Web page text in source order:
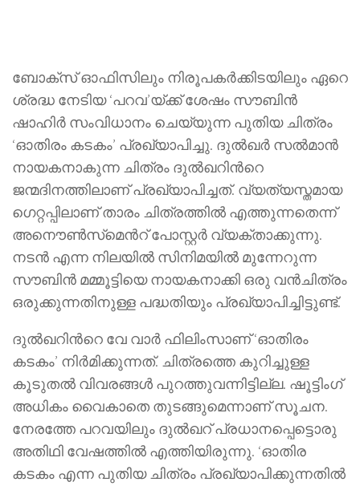
ബോക്സ് ഓഫിസിലും നിരൂപകര്‍ക്കിടയിലും ഏറെ
ശ്രദ്ധ നേടിയ ‘പറവ’യ്ക്ക് ശേഷം സൗബിന്‍
ഷാഹിര്‍ സംവിധാനം ചെയ്യുന്ന പുതിയ ചിത്രം
‘ഓതിരം കടകം’ പ്രഖ്യാപിച്ചു. ദുല്‍ഖര്‍ സല്‍മാന്‍
നായകനാകുന്ന ചിത്രം ദുല്‍ഖറിന്‍റെ
ജന്മദിനത്തിലാണ് പ്രഖ്യാപിച്ചത്. വ്യത്യസ്തമായ
ഗെറ്റപ്പിലാണ് താരം ചിത്രത്തില്‍ എത്തുന്നതെന്ന്
അനൌണ്‍സ്‍മെന്‍റ് പോസ്റ്റര്‍ വ്യക്താക്കുന്നു.
നടന്‍ എന്ന നിലയില്‍ സിനിമയില്‍ മുന്നേറുന്ന
സൗബിന്‍ മമ്മൂട്ടിയെ നായകനാക്കി ഒരു വന്‍ചിത്രം
ഒരുക്കുന്നതിനുള്ള പദ്ധതിയും പ്രഖ്യാപിച്ചിട്ടുണ്ട്.
ദുല്‍ഖറിന്‍റെ വേ വാര്‍ ഫിലിംസാണ് ‘ഓതിരം
കടകം’ നിര്‍മിക്കുന്നത്. ചിത്രത്തെ കുറിച്ചുള്ള
കൂടുതല്‍ വിവരങ്ങള്‍ പുറത്തുവന്നിട്ടില്ല. ഷൂട്ടിംഗ്
അധികം വൈകാതെ തുടങ്ങുമെന്നാണ് സൂചന.
നേരത്തേ പറവയിലും ദുല്‍ഖറ്‍ പ്രധാനപ്പെട്ടൊരു
അതിഥി വേഷത്തില്‍ എത്തിയിരുന്നു. ‘ഓതിര
കടകം എന്ന പുതിയ ചിത്രം പ്രഖ്യാപിക്കുന്നതില്‍